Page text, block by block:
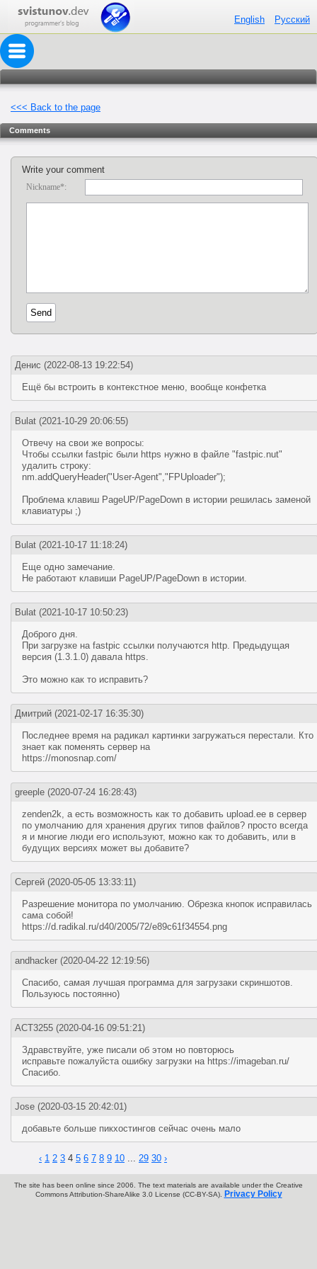
English Русский
<<< Back to the page
Comments
Write your comment
Nickname*:
Денис (2022-08-13 19:22:54)
Ещё бы встроить в контекстное меню, вообще конфетка
Bulat (2021-10-29 20:06:55)
Отвечу на свои же вопросы:
Чтобы ссылки fastpic были https нужно в файле "fastpic.nut"
удалить строку:
nm.addQueryHeader("User-Agent","FPUploader");
Проблема клавиш PageUP/PageDown в истории решилась заменой
клавиатуры ;)
Bulat (2021-10-17 11:18:24)
Еще одно замечание.
Не работают клавиши PageUP/PageDown в истории.
Bulat (2021-10-17 10:50:23)
Доброго дня.
При загрузке на fastpic ссылки получаются http. Предыдущая
версия (1.3.1.0) давала https.
Это можно как то исправить?
Дмитрий (2021-02-17 16:35:30)
Последнее время на радикал картинки загружаться перестали. Кто
знает как поменять сервер на
https://monosnap.com/
greeple (2020-07-24 16:28:43)
zenden2k, а есть возможность как то добавить upload.ee в сервер
по умолчанию для хранения других типов файлов? просто всегда
я и многие люди его используют, можно как то добавить, или в
будущих версиях может вы добавите?
Сергей (2020-05-05 13:33:11)
Разрешение монитора по умолчанию. Обрезка кнопок исправилась
сама собой!
https://d.radikal.ru/d40/2005/72/e89c61f34554.png
andhacker (2020-04-22 12:19:56)
Спасибо, самая лучшая программа для загрузаки скриншотов.
Пользуюсь постоянно)
ACT3255 (2020-04-16 09:51:21)
Здравствуйте, уже писали об этом но повторюсь
исправьте пожалуйста ошибку загрузки на https://imageban.ru/
Спасибо.
Jose (2020-03-15 20:42:01)
добавьте больше пикхостингов сейчас очень мало
‹ 1 2 3 4 5 6 7 8 9 10 ... 29 30 ›
The site has been online since 2006. The text materials are available under the Creative
Commons Attribution-ShareAlike 3.0 License (CC-BY-SA).
Privacy Policy